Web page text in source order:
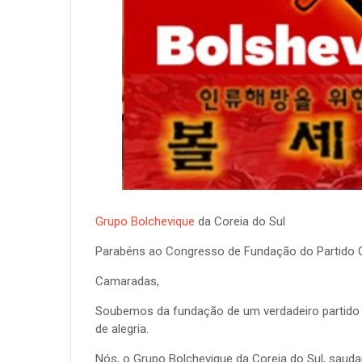
Grupo Bolchevique da Coreia do Sul
Parabéns ao Congresso de Fundação do Partido
Camaradas,
Soubemos da fundação de um verdadeiro
de alegria.
Nós, o Grupo Bolchevique da Coreia do Sul,